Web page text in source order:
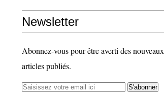
Newsletter
Abonnez-vous pour être averti des nouveaux
articles publiés.